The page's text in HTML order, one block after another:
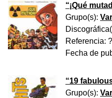
“¡Qué
Grupo(s):
Referencia:
Fecha de
“19
Grupo(s):